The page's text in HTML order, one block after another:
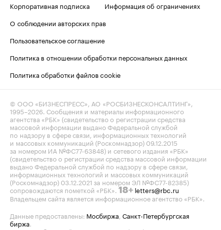
Корпоративная подписка
Информация об ограничениях
О соблюдении авторских прав
Пользовательское соглашение
Политика в отношении обработки персональных данных
Политика обработки файлов cookie
© ООО «БИЗНЕСПРЕСС», АО «РОСБИЗНЕСКОНСАЛТИНГ»,
1995–2026. Сообщения и материалы информационного
агентства «РБК» (свидетельство о регистрации средства
массовой информации выдано Федеральной службой
по надзору в сфере связи, информационных технологий
и массовых коммуникаций (Роскомнадзор) 09.12.2015
за номером ИА №ФС77-63848) и сетевого издания «РБК»
(свидетельство о регистрации средства массовой информации
выдано Федеральной службой по надзору в сфере связи,
информационных технологий и массовых коммуникаций
(Роскомнадзор) 03.12.2021 за номером ЭЛ №ФС77-82385)
сопровождаются пометкой «РБК». 18+ letters@rbc.ru
Владельцем сайта является информационное агентство «РБК».
Данные предоставлены: Мосбиржа, Санкт-Петербургская
биржа.